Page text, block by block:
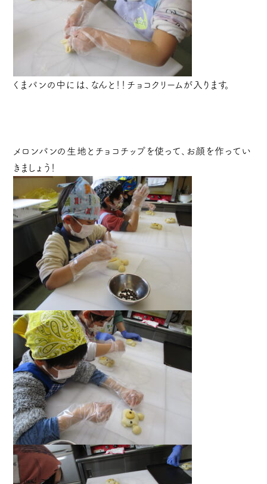
くまパンの中には、なんと！！チョコクリームが入ります。
メロンパンの生地とチョコチップを使って、お顔を作ってい
きましょう！